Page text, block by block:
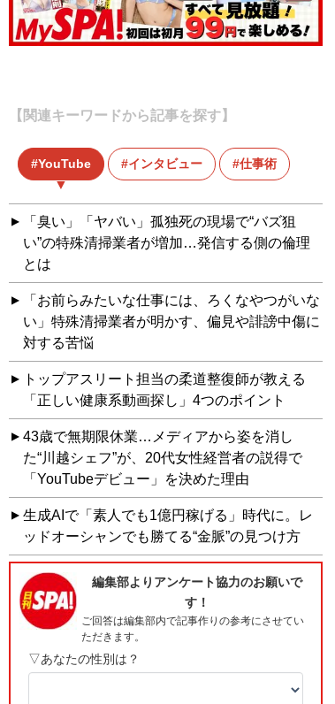
【関連キーワードから記事を探す】
YouTube インタビュー 仕事術
「臭い」「ヤバい」孤独死の現場で“バズ狙
い”の特殊清掃業者が増加…発信する側の倫理
とは
「お前らみたいな仕事には、ろくなやつがいな
い」特殊清掃業者が明かす、偏見や誹謗中傷に
対する苦悩
トップアスリート担当の柔道整復師が教える
「正しい健康系動画探し」4つのポイント
43歳で無期限休業…メディアから姿を消し
た“川越シェフ”が、20代女性経営者の説得で
「YouTubeデビュー」を決めた理由
生成AIで「素人でも1億円稼げる」時代に。レ
ッドオーシャンでも勝てる“金脈”の見つけ方